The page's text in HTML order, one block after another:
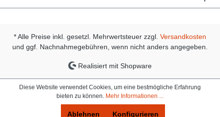
* Alle Preise inkl. gesetzl. Mehrwertsteuer zzgl. Versandkosten
und ggf. Nachnahmegebühren, wenn nicht anders angegeben.
Realisiert mit Shopware
Diese Website verwendet Cookies, um eine bestmögliche Erfahrung
bieten zu können. Mehr Informationen ...
Ablehnen Konfigurieren